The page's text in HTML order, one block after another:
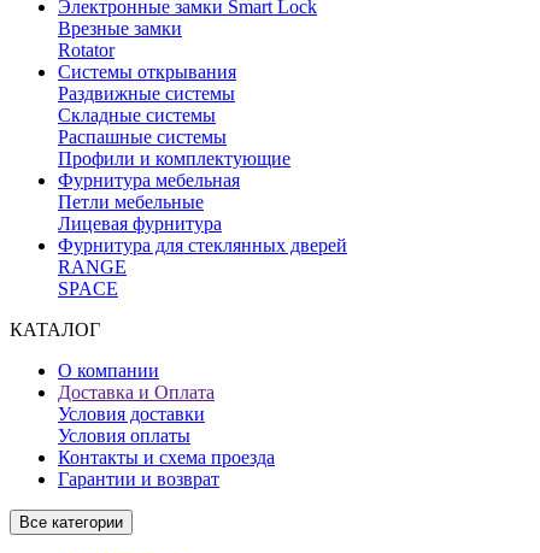
Электронные замки Smart Lock
Врезные замки
Rotator
Системы открывания
Раздвижные системы
Складные системы
Распашные системы
Профили и комплектующие
Фурнитура мебельная
Петли мебельные
Лицевая фурнитура
Фурнитура для стеклянных дверей
RANGE
SPACE
КАТАЛОГ
О компании
Доставка и Оплата
Условия доставки
Условия оплаты
Контакты и схема проезда
Гарантии и возврат
Все категории